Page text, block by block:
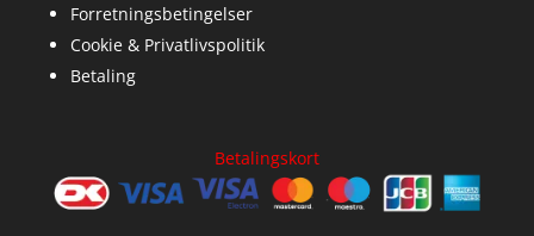
Forretningsbetingelser
Cookie & Privatlivspolitik
Betaling
Betalingskort